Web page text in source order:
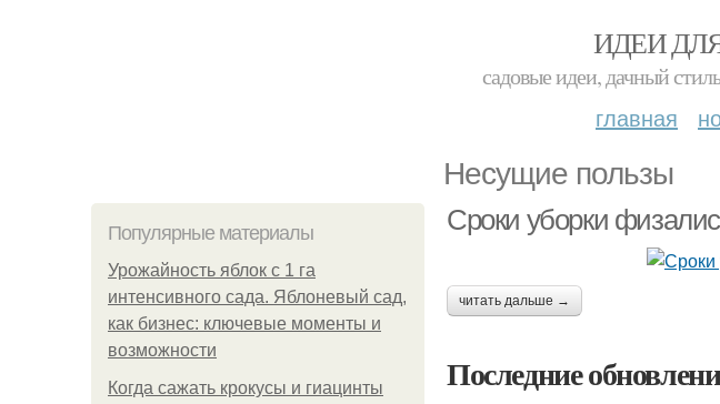
ИДЕИ
садовые идеи, дачный
главная
Несущие пользы
Популярные материалы
Урожайность яблок с 1 га
интенсивного сада. Яблоневый сад,
как бизнес: ключевые моменты и
возможности
Когда сажать крокусы и гиацинты
Сроки уборки
читать дальше →
Последние